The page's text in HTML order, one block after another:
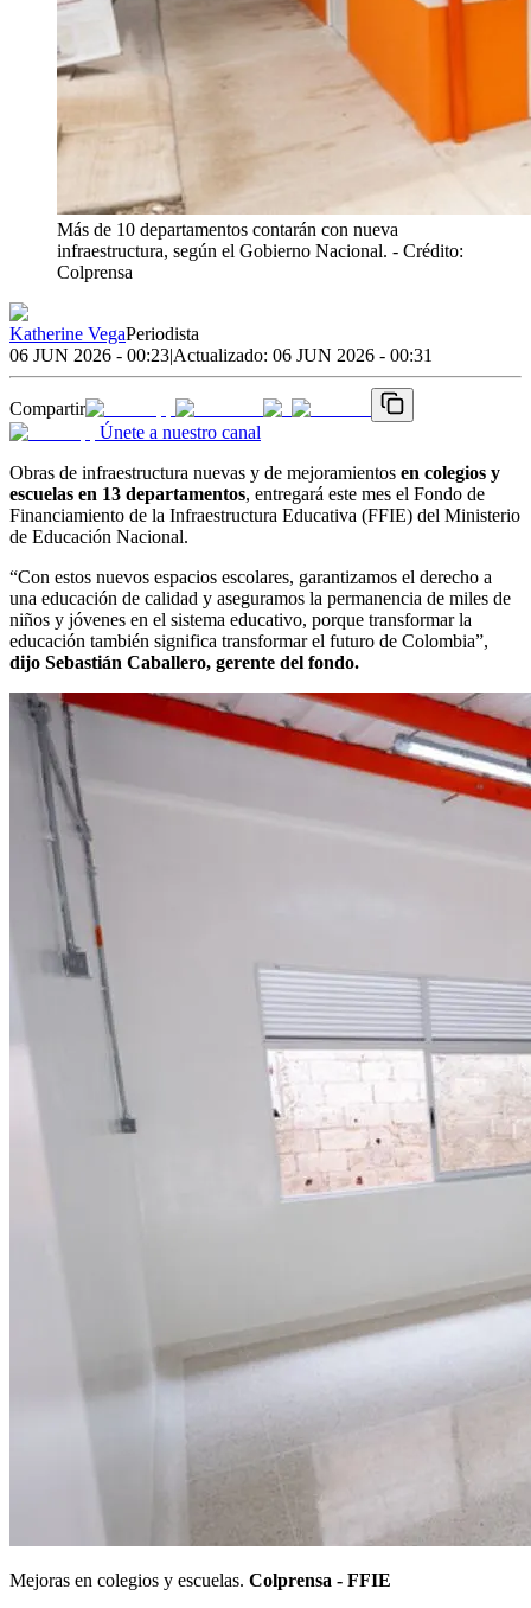
Más de 10 departamentos contarán con nueva
infraestructura, según el Gobierno Nacional. - Crédito:
Colprensa
Katherine VegaPeriodista
06 JUN 2026 - 00:23|Actualizado: 06 JUN 2026 - 00:31
Compartir
Únete a nuestro canal
Obras de infraestructura nuevas y de mejoramientos en colegios y
escuelas en 13 departamentos, entregará este mes el Fondo de
Financiamiento de la Infraestructura Educativa (FFIE) del Ministerio
de Educación Nacional.
“Con estos nuevos espacios escolares, garantizamos el derecho a
una educación de calidad y aseguramos la permanencia de miles de
niños y jóvenes en el sistema educativo, porque transformar la
educación también significa transformar el futuro de Colombia”,
dijo Sebastián Caballero, gerente del fondo.
Mejoras en colegios y escuelas. Colprensa - FFIE